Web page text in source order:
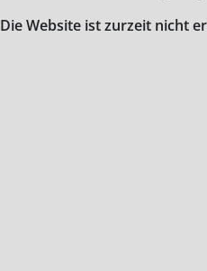
Die Website ist zurzeit nicht